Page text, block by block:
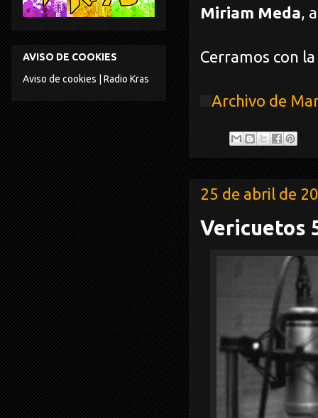
Miriam Meda,
Cerramos con
Archivo de
25 de abril de
Vericuetos
AVISO DE COOKIES
Aviso de cookies | Radio Kras